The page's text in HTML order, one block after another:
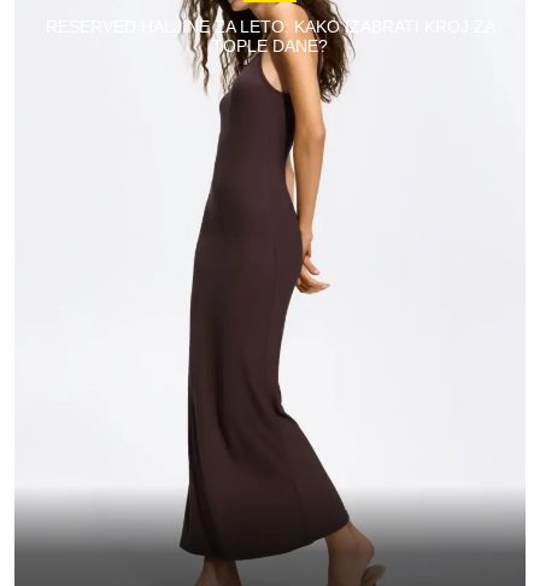
RESERVED HALJINE ZA LETO: KAKO IZABRATI KROJ ZA
TOPLE DANE?